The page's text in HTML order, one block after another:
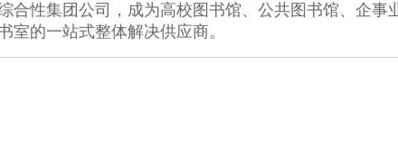
合性集团公司，成为高校图书馆、公共图书馆、企事
室的一站式整体解决供应商。